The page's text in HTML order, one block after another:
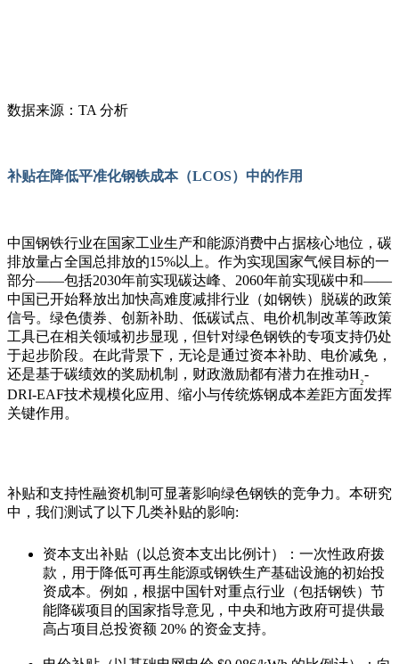
数据来源：TA 分析
补贴在降低平准化钢铁成本（LCOS）中的作用
中国钢铁行业在国家工业生产和能源消费中占据核心地位，碳
排放量占全国总排放的15%以上。作为实现国家气候目标的一
部分——包括2030年前实现碳达峰、 2060年前实现碳中和——
中国已开始释放出加快高难度减排行业（如钢铁）脱碳的政策
信号。绿色债券、创新补助、低碳试点、电价机制改革等政策
工具已在相关领域初步显现，但针对绿色钢铁的专项支持仍处
于起步阶段。在此背景下，无论是通过资本补助、电价减免，
还是基于碳绩效的奖励机制，财政激励都有潜力在推动H₂-
DRI-EAF技术规模化应用、缩小与传统炼钢成本差距方面发挥
关键作用。
补贴和支持性融资机制可显著影响绿色钢铁的竞争力。本研究
中，我们测试了以下几类补贴的影响:
资本支出补贴（以总资本支出比例计）：一次性政府拨
款，用于降低可再生能源或钢铁生产基础设施的初始投
资成本。例如，根据中国针对重点行业（包括钢铁）节
能降碳项目的国家指导意见，中央和地方政府可提供最
高占项目总投资额 20% 的资金支持。